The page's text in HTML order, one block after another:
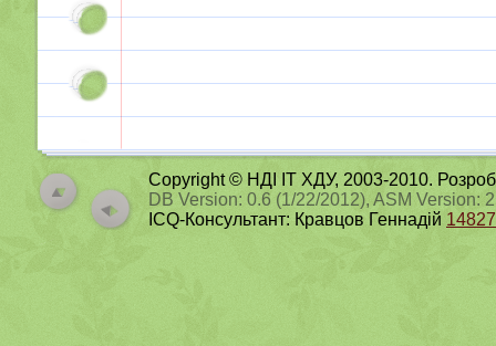
Copyright © НДІ ІТ ХДУ, 2003-2010.
DB Version: 0.6 (1/22/2012), ASM Version:
ICQ-Консультант: Кравцов Геннадій